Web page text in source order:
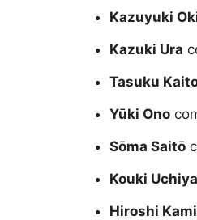
Kazuyuki
Kazuki Ura
Tasuku
Yūki Ono
Sōma Saitō
Kouki
Hiroshi